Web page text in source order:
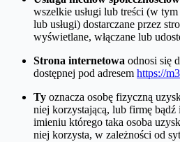
wszelkie usługi lub treści (w
lub usługi) dostarczane przez
wyświetlane, włączane lub
Strona internetowa odnosi się
dostępnej pod adresem https://
Ty oznacza osobę fizyczną
niej korzystającą, lub firmę
imieniu którego taka osoba
niej korzysta, w zależności od